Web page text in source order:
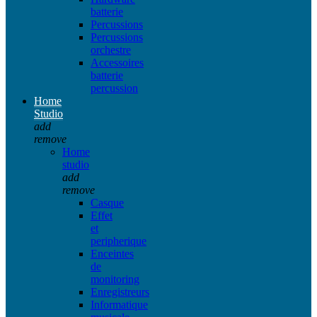
batterie
Percussions
Percussions
orchestre
Accessoires
batterie
percussion
Home
Studio
add
remove
Home
studio
add
remove
Casque
Effet
et
peripherique
Enceintes
de
monitoring
Enregistreurs
Informatique